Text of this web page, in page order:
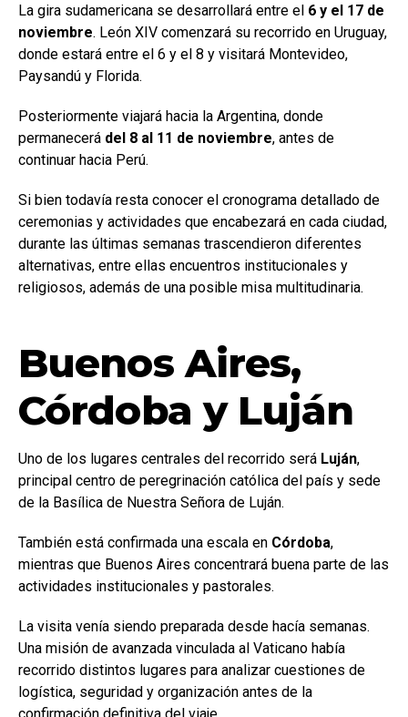
La gira sudamericana se desarrollará entre el 6 y el 17 de
noviembre. León XIV comenzará su recorrido en Uruguay,
donde estará entre el 6 y el 8 y visitará Montevideo,
Paysandú y Florida.
Posteriormente viajará hacia la Argentina, donde
permanecerá del 8 al 11 de noviembre, antes de
continuar hacia Perú.
Si bien todavía resta conocer el cronograma detallado de
ceremonias y actividades que encabezará en cada ciudad,
durante las últimas semanas trascendieron diferentes
alternativas, entre ellas encuentros institucionales y
religiosos, además de una posible misa multitudinaria.
Buenos Aires,
Córdoba y Luján
Uno de los lugares centrales del recorrido será Luján,
principal centro de peregrinación católica del país y sede
de la Basílica de Nuestra Señora de Luján.
También está confirmada una escala en Córdoba,
mientras que Buenos Aires concentrará buena parte de las
actividades institucionales y pastorales.
La visita venía siendo preparada desde hacía semanas.
Una misión de avanzada vinculada al Vaticano había
recorrido distintos lugares para analizar cuestiones de
logística, seguridad y organización antes de la
confirmación definitiva del viaje.